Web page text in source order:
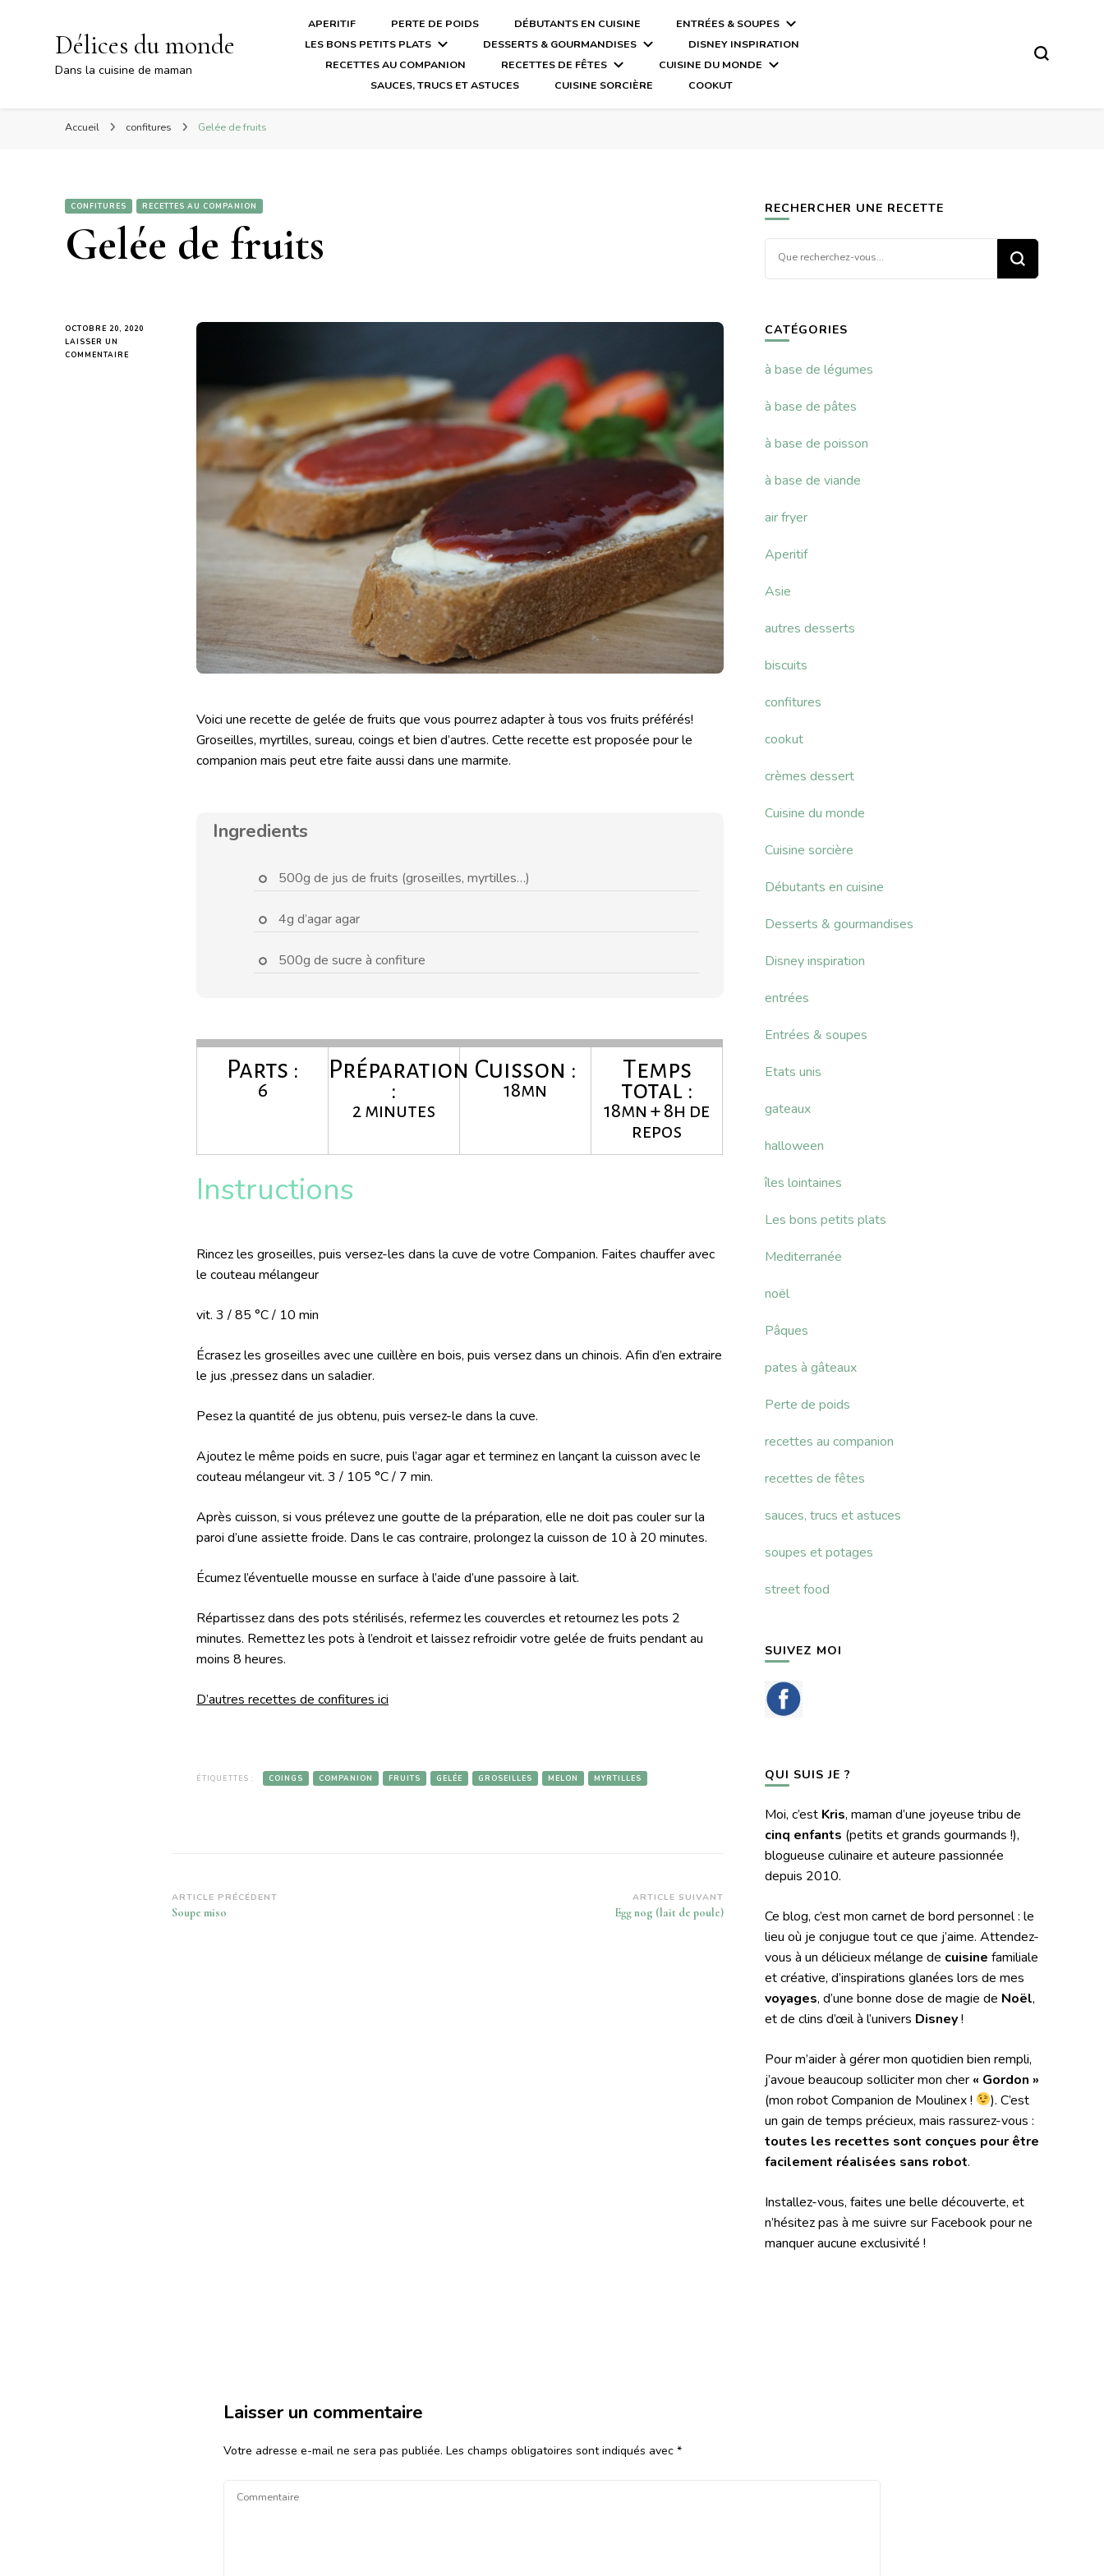
Délices du monde
Dans la cuisine de maman
APERITIF PERTE DE POIDS DÉBUTANTS EN CUISINE
ENTRÉES & SOUPES
LES BONS PETITS PLATS
DESSERTS & GOURMANDISES
DISNEY INSPIRATION
RECETTES AU COMPANION
RECETTES DE FÊTES
CUISINE DU MONDE
SAUCES, TRUCS ET ASTUCES
CUISINE SORCIÈRE COOKUT
Accueil confitures Gelée de fruits
CONFITURES RECETTES AU COMPANION
Gelée de fruits
OCTOBRE 20, 2020
LAISSER UN
COMMENTAIRE
Voici une recette de gelée de fruits que vous pourrez adapter à tous vos fruits préférés!
Groseilles, myrtilles, sureau, coings et bien d’autres. Cette recette est proposée pour le
companion mais peut etre faite aussi dans une marmite.
Ingredients
500g de jus de fruits (groseilles, myrtilles…)
4g d’agar agar
500g de sucre à confiture
Parts :
6
Préparation
:
2 minutes
Cuisson :
18mn
Temps
total :
18mn + 8h de
repos
Instructions
Rincez les groseilles, puis versez-les dans la cuve de votre Companion. Faites chauffer avec
le couteau mélangeur
vit. 3 / 85 °C / 10 min
Écrasez les groseilles avec une cuillère en bois, puis versez dans un chinois. Afin d’en extraire
le jus ,pressez dans un saladier.
Pesez la quantité de jus obtenu, puis versez-le dans la cuve.
Ajoutez le même poids en sucre, puis l’agar agar et terminez en lançant la cuisson avec le
couteau mélangeur vit. 3 / 105 °C / 7 min.
Après cuisson, si vous prélevez une goutte de la préparation, elle ne doit pas couler sur la
paroi d’une assiette froide. Dans le cas contraire, prolongez la cuisson de 10 à 20 minutes.
Écumez l’éventuelle mousse en surface à l’aide d’une passoire à lait.
Répartissez dans des pots stérilisés, refermez les couvercles et retournez les pots 2
minutes. Remettez les pots à l’endroit et laissez refroidir votre gelée de fruits pendant au
moins 8 heures.
D’autres recettes de confitures ici
ÉTIQUETTES : COINGS COMPANION FRUITS GELÉE GROSEILLES MELON MYRTILLES
Navigation
d’article
ARTICLE PRÉCÉDENT
Soupe miso
ARTICLE SUIVANT
Egg nog (lait de poule)
RECHERCHER UNE RECETTE
CATÉGORIES
à base de légumes
à base de pâtes
à base de poisson
à base de viande
air fryer
Aperitif
Asie
autres desserts
biscuits
confitures
cookut
crèmes dessert
Cuisine du monde
Cuisine sorcière
Débutants en cuisine
Desserts & gourmandises
Disney inspiration
entrées
Entrées & soupes
Etats unis
gateaux
halloween
îles lointaines
Les bons petits plats
Mediterranée
noël
Pâques
pates à gâteaux
Perte de poids
recettes au companion
recettes de fêtes
sauces, trucs et astuces
soupes et potages
street food
SUIVEZ MOI
QUI SUIS JE ?
Moi, c’est Kris, maman d’une joyeuse tribu de
cinq enfants (petits et grands gourmands !),
blogueuse culinaire et auteure passionnée
depuis 2010.
Ce blog, c’est mon carnet de bord personnel : le
lieu où je conjugue tout ce que j’aime. Attendez-
vous à un délicieux mélange de cuisine familiale
et créative, d’inspirations glanées lors de mes
voyages, d’une bonne dose de magie de Noël,
et de clins d’œil à l’univers Disney!
Pour m’aider à gérer mon quotidien bien rempli,
j’avoue beaucoup solliciter mon cher « Gordon »
(mon robot Companion de Moulinex !
). C’est
un gain de temps précieux, mais rassurez-vous :
toutes les recettes sont conçues pour être
facilement réalisées sans robot.
Installez-vous, faites une belle découverte, et
n’hésitez pas à me suivre sur Facebook pour ne
manquer aucune exclusivité !
Laisser un commentaire
Votre adresse e-mail ne sera pas publiée. Les champs obligatoires sont indiqués avec *